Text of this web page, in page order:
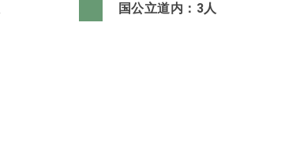
国公立道内：3人